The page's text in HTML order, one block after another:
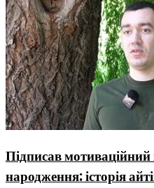
Підписав мотиваційний
народження: історія